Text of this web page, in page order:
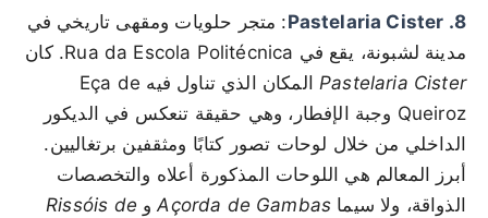
8. Pastelaria Cister
: متجر حلويات ومقهى تاريخي في
مدينة لشبونة، يقع في Rua da Escola Politécnica. كان
Pastelaria Cister
المكان الذي تناول فيه Eça de
Queiroz وجبة الإفطار، وهي حقيقة تنعكس في الديكور
الداخلي من خلال لوحات تصور كتابًا ومثقفين برتغاليين.
أبرز المعالم هي اللوحات المذكورة أعلاه والتخصصات
الذواقة، ولا سيما Açorda de Gambasو Rissóis de